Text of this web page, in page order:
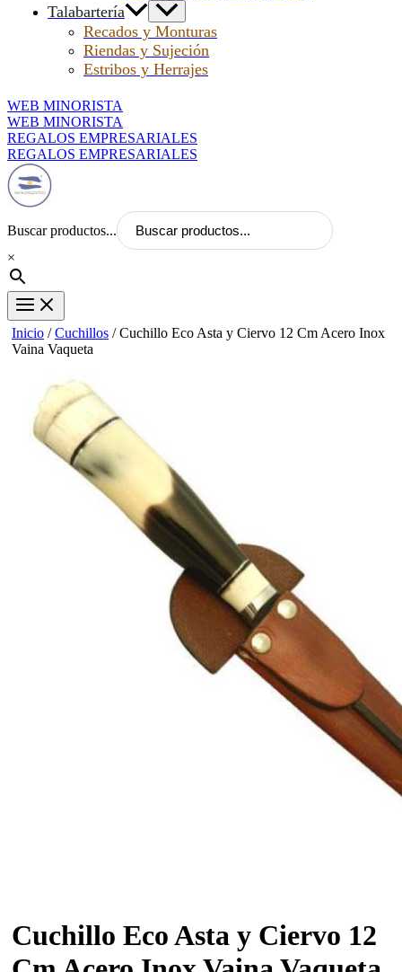
Talabartería
Recados y Monturas
Riendas y Sujeción
Estribos y Herrajes
WEB MINORISTA
WEB MINORISTA
REGALOS EMPRESARIALES
REGALOS EMPRESARIALES
Buscar productos...
×
Inicio /Cuchillos / Cuchillo Eco Asta y Ciervo 12 Cm Acero Inox
Vaina Vaqueta
Cuchillo Eco Asta y Ciervo 12